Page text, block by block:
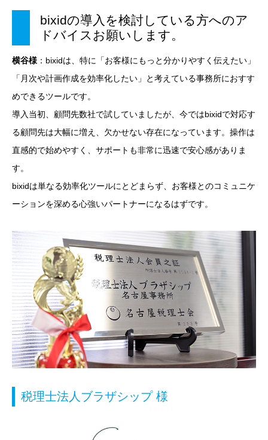
bixidの導入を検討している方へのア
ドバイスお願いします。
横谷様 ：bixidは、特に「お客様にもっと分かりやすく伝えたい」
「月次や計画作成を効率化したい」と考えている事務所におすす
めできるツールです。
導入当初、顧問先数社で試していましたが、今ではbixidで対応す
る顧問先は大幅に増え、欠かせない存在になっています。操作は
直感的で始めやすく、サポートも非常に迅速で安心感がありま
す。
bixidは単なる効率化ツールにとどまらず、お客様とのコミュニケ
ーションを深める心強いパートナーになるはずです。
税理士法人ブラザシップ 様